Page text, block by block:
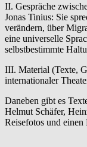
II. Gespräche
Jonas Tinius: Sie
verändern, über
eine universelle
selbstbestimmte
III. Material (Texte,
internationaler
Daneben gibt es
Helmut Schäfer,
Reisefotos und